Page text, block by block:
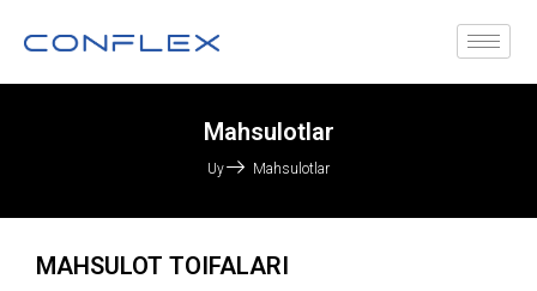
Mahsulotlar
Uy Mahsulotlar
MAHSULOT TOIFALARI